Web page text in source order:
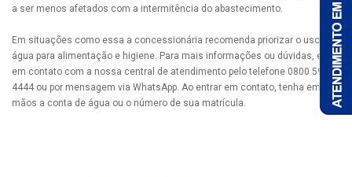
a ser menos afetados com a intermitência do abastecimento.
Em situações como essa a concessionária recomenda priorizar o uso da
água para alimentação e higiene. Para mais informações ou dúvidas, entre
em contato com a nossa central de atendimento pelo telefone 0800 595
4444 ou por mensagem via WhatsApp. Ao entrar em contato, tenha em
mãos a conta de água ou o número de sua matrícula.